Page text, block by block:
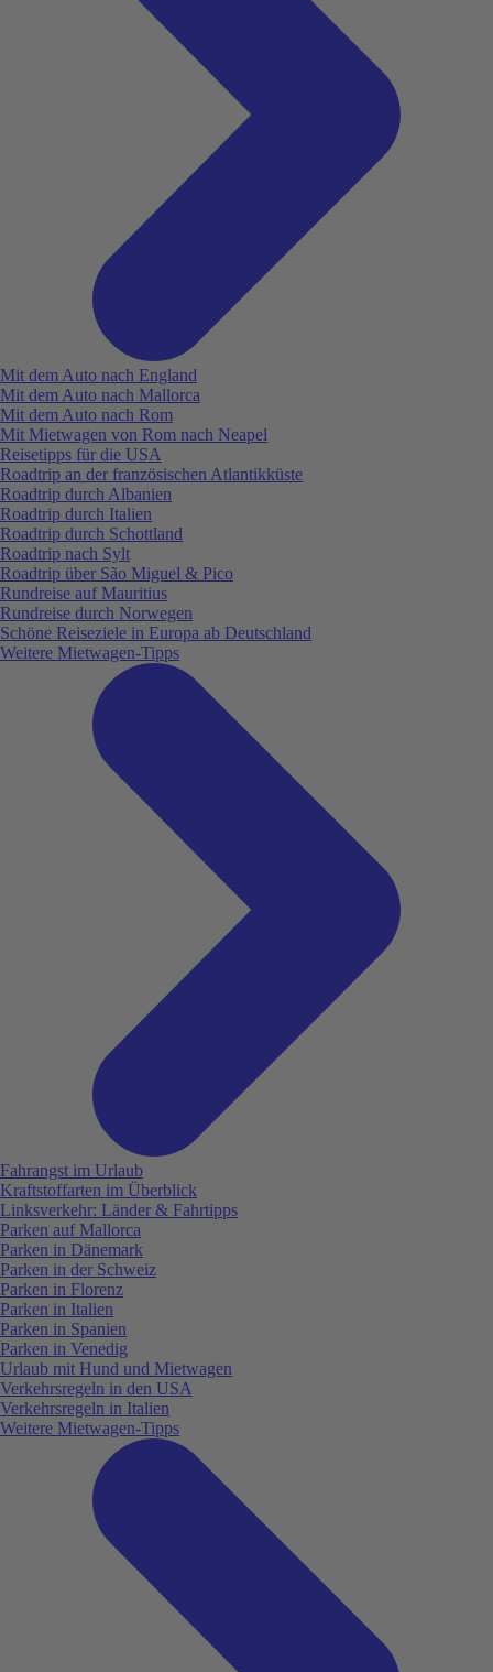
Mit dem Auto nach England
Mit dem Auto nach Mallorca
Mit dem Auto nach Rom
Mit Mietwagen von Rom nach Neapel
Reisetipps für die USA
Roadtrip an der französischen Atlantikküste
Roadtrip durch Albanien
Roadtrip durch Italien
Roadtrip durch Schottland
Roadtrip nach Sylt
Roadtrip über São Miguel & Pico
Rundreise auf Mauritius
Rundreise durch Norwegen
Schöne Reiseziele in Europa ab Deutschland
Weitere Mietwagen-Tipps
Fahrangst im Urlaub
Kraftstoffarten im Überblick
Linksverkehr: Länder & Fahrtipps
Parken auf Mallorca
Parken in Dänemark
Parken in der Schweiz
Parken in Florenz
Parken in Italien
Parken in Spanien
Parken in Venedig
Urlaub mit Hund und Mietwagen
Verkehrsregeln in den USA
Verkehrsregeln in Italien
Weitere Mietwagen-Tipps